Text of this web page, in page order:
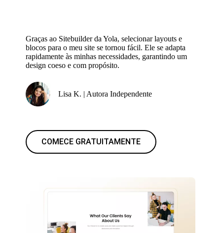
Graças ao Sitebuilder da Yola, selecionar layouts e
blocos para o meu site se tornou fácil. Ele se adapta
rapidamente às minhas necessidades, garantindo um
design coeso e com propósito.
Lisa K. | Autora Independente
COMECE GRATUITAMENTE